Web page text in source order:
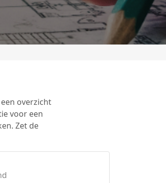
overzicht
voor een
Zet de